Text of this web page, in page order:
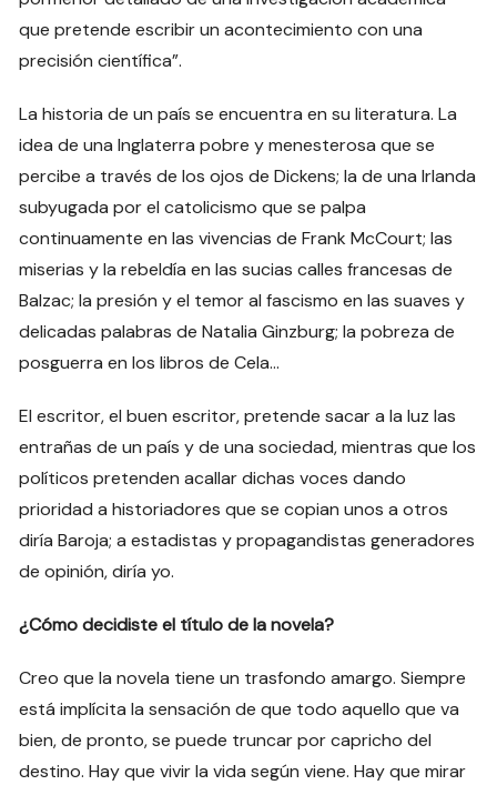
que pretende escribir un acontecimiento con una
precisión científica”.
La historia de un país se encuentra en su literatura. La
idea de una Inglaterra pobre y menesterosa que se
percibe a través de los ojos de Dickens; la de una Irlanda
subyugada por el catolicismo que se palpa
continuamente en las vivencias de Frank McCourt; las
miserias y la rebeldía en las sucias calles francesas de
Balzac; la presión y el temor al fascismo en las suaves y
delicadas palabras de Natalia Ginzburg; la pobreza de
posguerra en los libros de Cela…
El escritor, el buen escritor, pretende sacar a la luz las
entrañas de un país y de una sociedad, mientras que los
políticos pretenden acallar dichas voces dando
prioridad a historiadores que se copian unos a otros
diría Baroja; a estadistas y propagandistas generadores
de opinión, diría yo.
¿Cómo decidiste el título de la novela?
Creo que la novela tiene un trasfondo amargo. Siempre
está implícita la sensación de que todo aquello que va
bien, de pronto, se puede truncar por capricho del
destino. Hay que vivir la vida según viene. Hay que mirar